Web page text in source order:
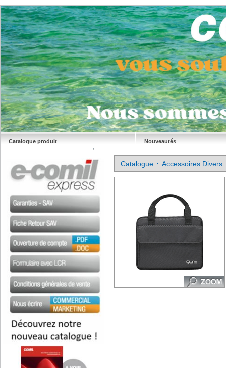
Catalogue produit Nouveautés
Site Comil
Catalogue Accessoires Divers